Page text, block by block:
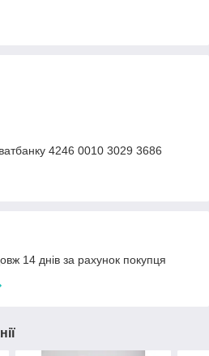
4246 0010 3029 3686
14 днів за рахунок покупця